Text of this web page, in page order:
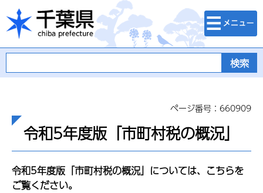
千葉県
検索・メニュ
ー
ページ番号：660909
令和5年度版「市町村税の概況」
令和5年度版「市町村税の概況」については、こちらを
ご覧ください。